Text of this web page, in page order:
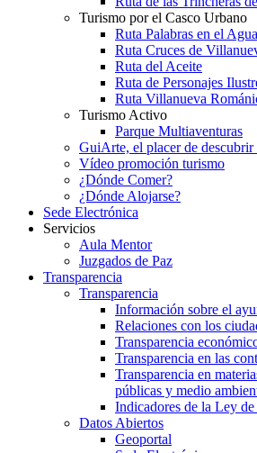
Turismo por el Casco Urbano
Ruta Palabras en el Agua
Ruta Cruces de
Ruta del Aceite
Ruta de Personajes
Ruta Villanueva
Turismo Activo
Parque Multiaventuras
GuiArte, el placer de
Vídeo promoción turismo
¿Dónde Comer?
¿Dónde Alojarse?
Sede Electrónica
Servicios
Aula Mentor
Juzgados de Paz
Transparencia
Transparencia
Información sobre el
Relaciones con los
Transparencia
Transparencia en las
Transparencia en
públicas y medio
Indicadores de la Ley de
Datos Abiertos
Geoportal